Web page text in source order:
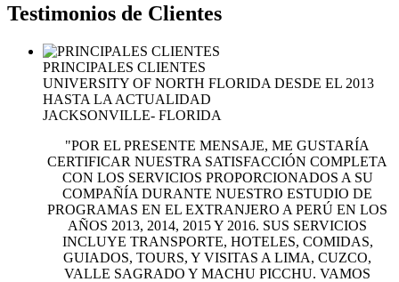
Testimonios de Clientes
PRINCIPALES CLIENTES
UNIVERSITY OF NORTH FLORIDA DESDE EL 2013
HASTA LA ACTUALIDAD
JACKSONVILLE- FLORIDA
"POR EL PRESENTE MENSAJE, ME GUSTARÍA
CERTIFICAR NUESTRA SATISFACCIÓN COMPLETA
CON LOS SERVICIOS PROPORCIONADOS A SU
COMPAÑÍA DURANTE NUESTRO ESTUDIO DE
PROGRAMAS EN EL EXTRANJERO A PERÚ EN LOS
AÑOS 2013, 2014, 2015 Y 2016. SUS SERVICIOS
INCLUYE TRANSPORTE, HOTELES, COMIDAS,
GUIADOS, TOURS, Y VISITAS A LIMA, CUZCO,
VALLE SAGRADO Y MACHU PICCHU. VAMOS